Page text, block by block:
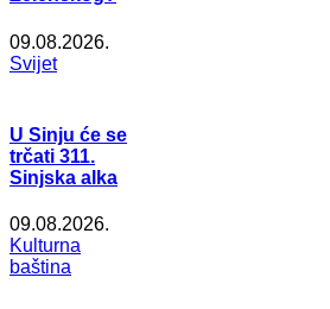
09.08.2026.
Svijet
U Sinju će se
trčati 311.
Sinjska alka
09.08.2026.
Kulturna
baština